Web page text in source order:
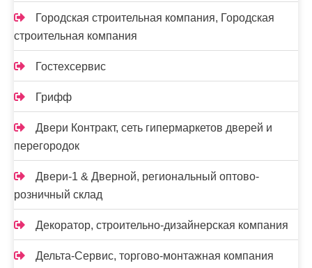
Городская строительная компания, Городская
строительная компания
Гостехсервис
Грифф
Двери Контракт, сеть гипермаркетов дверей и
перегородок
Двери-1 & Дверной, региональный оптово-
розничный склад
Декоратор, строительно-дизайнерская компания
Дельта-Сервис, торгово-монтажная компания